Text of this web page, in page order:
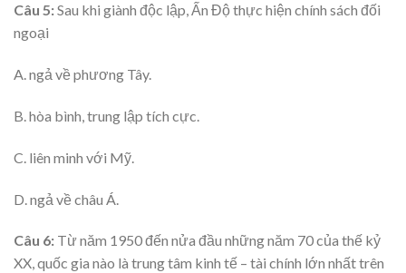
Câu 5:Sau khi giành độc lập, Ấn Độ thực hiện chính sách đối
ngoại
A. ngả về phương Tây.
B. hòa bình, trung lập tích cực.
C. liên minh với Mỹ.
D. ngả về châu Á.
Câu 6: Từ năm 1950 đến nửa đầu những năm 70 của thế kỷ
XX, quốc gia nào là trung tâm kinh tế – tài chính lớn nhất trên